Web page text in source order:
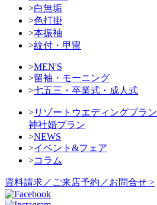
>白無垢
>色打掛
>本振袖
>紋付・甲冑
>MEN'S
>留袖・モーニング
>七五三・卒業式・成人式
>リゾートウエディングプラン
神社婚プラン
>NEWS
>イベント&フェア
>コラム
資料請求／ご来店予約／お問合せ >